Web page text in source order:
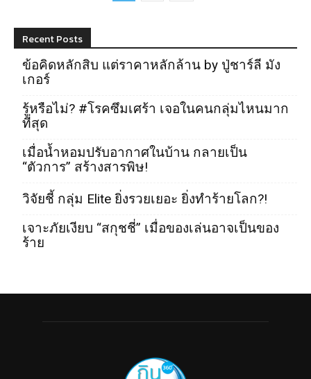
Recent Posts
ข้อคิดหลักสิบ แต่ราคาหลักล้าน by ปู่ชาร์ลี มัง
เกอร์
รู้หรือไม่? #โรคซึมเศร้า เจอในคนกลุ่มไหนมาก
ที่สุด
เมื่อน้ำหอมปรับอากาศในบ้าน กลายเป็น
“ตัวการ” สร้างสารพิษ!
วิจัยชี้ กลุ่ม Elite ยิ่งรวยเยอะ ยิ่งทำร้ายโลก?!
เจาะภัยเงียบ “สกุชชี่” เมื่อของเล่นอาจเป็นของ
ร้าย